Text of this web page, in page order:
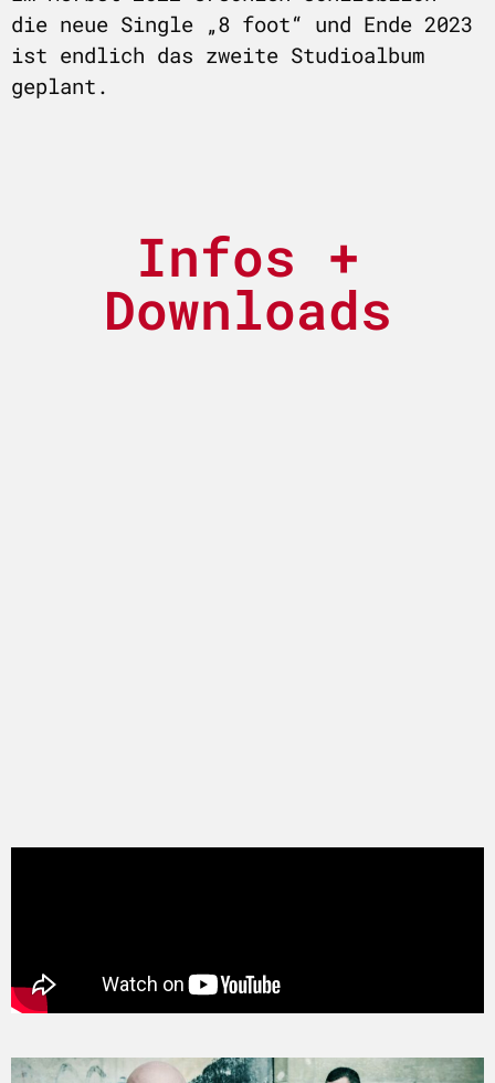
die neue Single „8 foot“ und Ende 2023
ist endlich das zweite Studioalbum
geplant.
Infos +
Downloads